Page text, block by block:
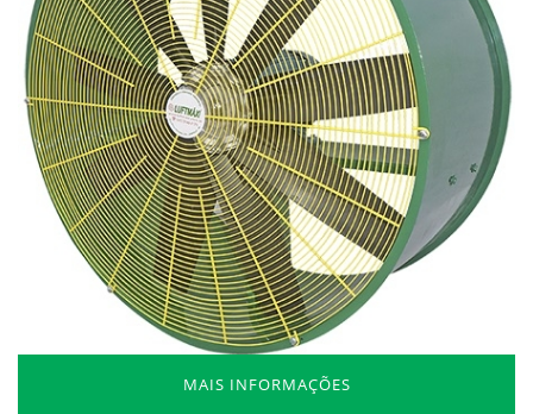
MAIS INFORMAÇÕES